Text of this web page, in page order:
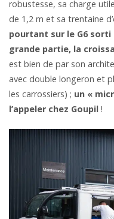
robustesse, sa charge
de 1,2 m et sa trentaine
pourtant sur le G6 sorti
grande partie, la
est bien de par son
avec double longeron et
les carrossiers) ; un «
l’appeler chez Goupil !